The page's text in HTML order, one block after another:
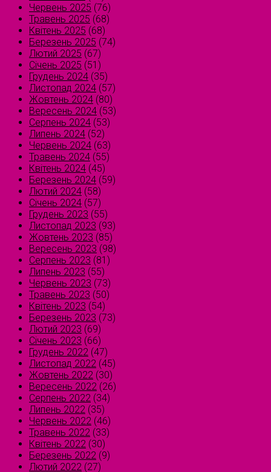
Червень 2025 (76)
Травень 2025 (68)
Квітень 2025 (68)
Березень 2025 (74)
Лютий 2025 (67)
Січень 2025 (51)
Грудень 2024 (35)
Листопад 2024 (57)
Жовтень 2024 (80)
Вересень 2024 (53)
Серпень 2024 (53)
Липень 2024 (52)
Червень 2024 (63)
Травень 2024 (55)
Квітень 2024 (45)
Березень 2024 (59)
Лютий 2024 (58)
Січень 2024 (57)
Грудень 2023 (55)
Листопад 2023 (93)
Жовтень 2023 (85)
Вересень 2023 (98)
Серпень 2023 (81)
Липень 2023 (55)
Червень 2023 (73)
Травень 2023 (50)
Квітень 2023 (54)
Березень 2023 (73)
Лютий 2023 (69)
Січень 2023 (66)
Грудень 2022 (47)
Листопад 2022 (45)
Жовтень 2022 (30)
Вересень 2022 (26)
Серпень 2022 (34)
Липень 2022 (35)
Червень 2022 (46)
Травень 2022 (33)
Квітень 2022 (30)
Березень 2022 (9)
Лютий 2022 (27)